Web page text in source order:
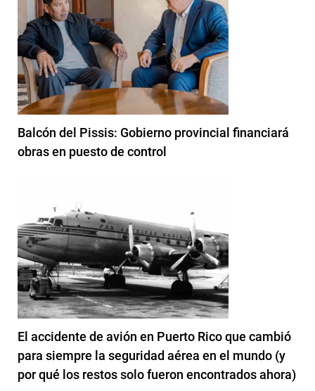
Balcón del Pissis: Gobierno provincial financiará
obras en puesto de control
El accidente de avión en Puerto Rico que cambió
para siempre la seguridad aérea en el mundo (y
por qué los restos solo fueron encontrados ahora)